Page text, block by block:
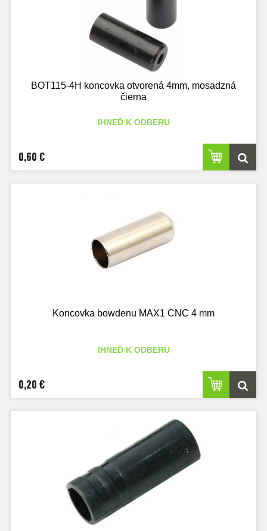
BOT115-4H koncovka otvorená 4mm, mosadzná
čierna
IHNEĎ K ODBERU
0,60 €
Koncovka bowdenu MAX1 CNC 4 mm
IHNEĎ K ODBERU
0,20 €